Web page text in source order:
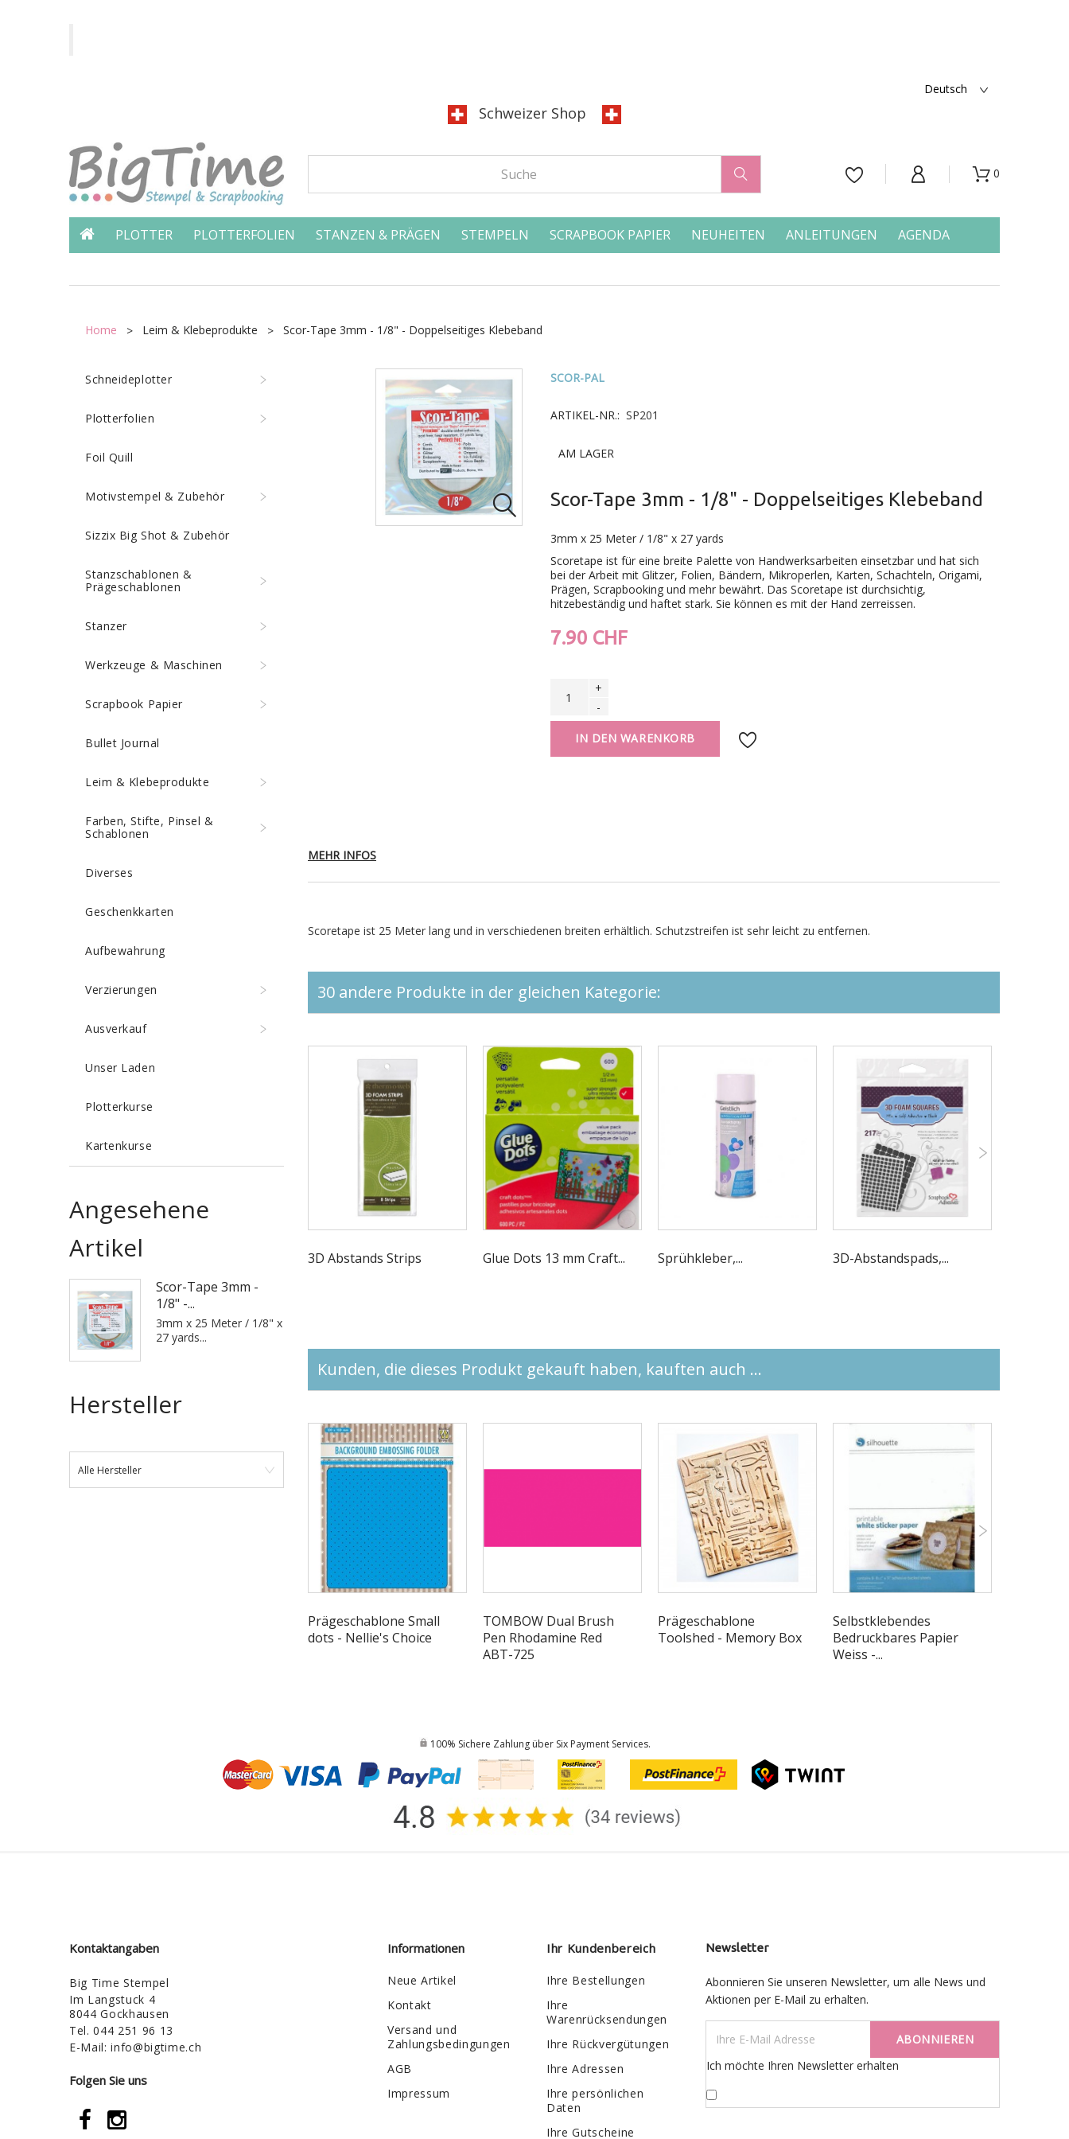
Deutsch
Schweizer Shop
    0
PLOTTER PLOTTERFOLIEN STANZEN & PRÄGEN STEMPELN SCRAPBOOK PAPIER NEUHEITEN ANLEITUNGEN AGENDA
Home Leim & Klebeprodukte Scor-Tape 3mm - 1/8" - Doppelseitiges Klebeband

SCOR-PAL
ARTIKEL-NR.: SP201
AM LAGER
Scor-Tape 3mm - 1/8" - Doppelseitiges Klebeband
3mm x 25 Meter / 1/8" x 27 yards
Scoretape ist für eine breite Palette von Handwerksarbeiten einsetzbar und hat sich
bei der Arbeit mit Glitzer, Folien, Bändern, Mikroperlen, Karten, Schachteln, Origami,
Prägen, Scrapbooking und mehr bewährt. Das Scoretape ist durchsichtig,
hitzebeständig und haftet stark. Sie können es mit der Hand zerreissen.
7.90 CHF
+
-
IN DEN WARENKORB 
MEHR INFOS
Scoretape ist 25 Meter lang und in verschiedenen breiten erhältlich. Schutzstreifen ist sehr leicht zu entfernen.
30 andere Produkte in der gleichen Kategorie:
3D Abstands Strips Glue Dots 13 mm Craft... Sprühkleber,... 3D-Abstandspads,...
Kunden, die dieses Produkt gekauft haben, kauften auch ...
Prägeschablone Small
dots - Nellie's Choice
TOMBOW Dual Brush
Pen Rhodamine Red
ABT-725
Prägeschablone
Toolshed - Memory Box
Selbstklebendes
Bedruckbares Papier
Weiss -...
Schneideplotter
Plotterfolien
Foil Quill
Motivstempel & Zubehör
Sizzix Big Shot & Zubehör
Stanzschablonen &
Prägeschablonen
Stanzer
Werkzeuge & Maschinen
Scrapbook Papier
Bullet Journal
Leim & Klebeprodukte
Farben, Stifte, Pinsel &
Schablonen
Diverses
Geschenkkarten
Aufbewahrung
Verzierungen
Ausverkauf
Unser Laden
Plotterkurse
Kartenkurse
Angesehene
Artikel
Scor-Tape 3mm -
1/8" -...
3mm x 25 Meter / 1/8" x
27 yards...
Hersteller
Alle Hersteller
100% Sichere Zahlung über Six Payment Services.
Kontaktangaben
Big Time Stempel
Im Langstuck 4
8044 Gockhausen
Tel.044 251 96 13
E-Mail:info@bigtime.ch
Folgen Sie uns
Informationen
Neue Artikel
Kontakt
Versand und
Zahlungsbedingungen
AGB
Impressum
Ihr Kundenbereich
Ihre Bestellungen
Ihre
Warenrücksendungen
Ihre Rückvergütungen
Ihre Adressen
Ihre persönlichen
Daten
Ihre Gutscheine
Newsletter
Abonnieren Sie unseren Newsletter, um alle News und
Aktionen per E-Mail zu erhalten.
ABONNIEREN
Ich möchte Ihren Newsletter erhalten